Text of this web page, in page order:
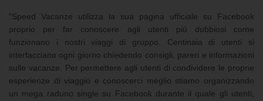
“Speed Vacanze utilizza la sua pagina ufficiale su Facebook
proprio per far conoscere agli utenti più dubbiosi come
funzionano i nostri viaggi di gruppo. Centinaia di utenti si
interfacciano ogni giorno chiedendo consigli, pareri e informazioni
sulle vacanze. Per permettere agli utenti di condividere le proprie
esperienze di viaggio e conoscerci meglio stiamo organizzando
un mega raduno single su Facebook durante il quale gli utenti,